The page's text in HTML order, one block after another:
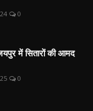
0
में सितारों की आमद
0